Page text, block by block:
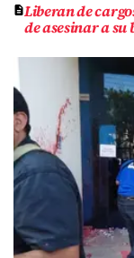
Liberan de
de asesinar a su